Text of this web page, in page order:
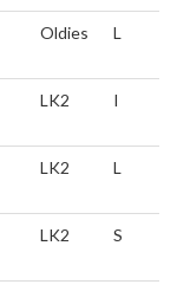
Oldies L
LK2 I
LK2 L
LK2 S